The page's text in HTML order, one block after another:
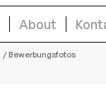
About
/ Bewerbungsfotos